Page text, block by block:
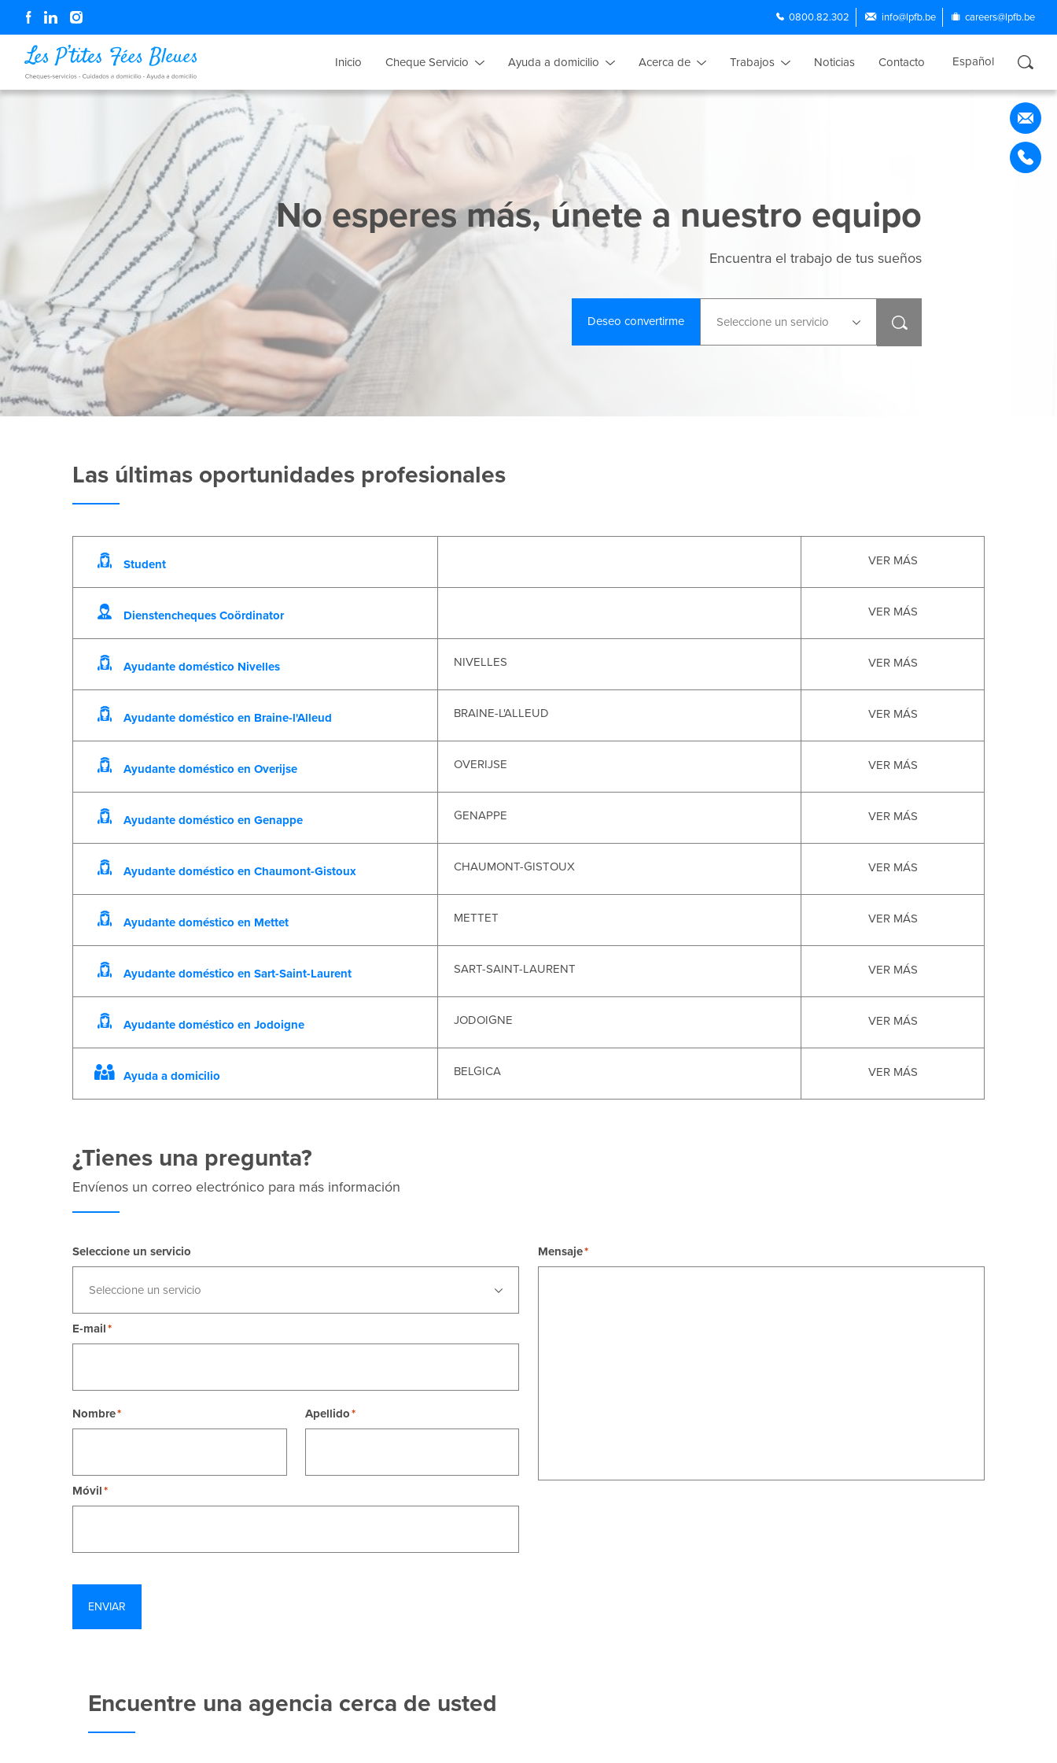
0800.82.302 info@lpfb.be careers@lpfb.be
Inicio Cheque Servicio Ayuda a domicilio Acerca de Trabajos Noticias Contacto Español
Français
Nederlands
No esperes más, únete a nuestro equipo
Encuentra el trabajo de tus sueños
Deseo convertirme Seleccione un servicio
Las últimas oportunidades profesionales
Student VER MÁS
Dienstencheques Coördinator VER MÁS
Ayudante doméstico Nivelles NIVELLES VER MÁS
Ayudante doméstico en Braine-l'Alleud BRAINE-L'ALLEUD VER MÁS
Ayudante doméstico en Overijse OVERIJSE VER MÁS
Ayudante doméstico en Genappe GENAPPE VER MÁS
Ayudante doméstico en Chaumont-Gistoux CHAUMONT-GISTOUX VER MÁS
Ayudante doméstico en Mettet METTET VER MÁS
Ayudante doméstico en Sart-Saint-Laurent SART-SAINT-LAURENT VER MÁS
Ayudante doméstico en Jodoigne JODOIGNE VER MÁS
Ayuda a domicilio BELGICA VER MÁS
¿Tienes una pregunta?
Envíenos un correo electrónico para más información
Seleccione un servicio
Seleccione un servicio
E-mail
Nombre Apellido
Móvil
Mensaje
Encuentre una agencia cerca de usted